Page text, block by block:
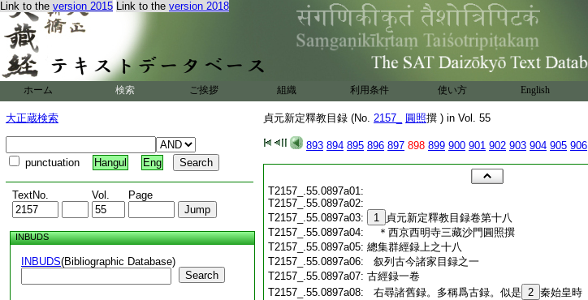
Link to the version 2015 Link to the version 2018
ホーム 検索 ご挨拶 組織 利用条件 使い方 English
大正蔵検索
punctuation Hangul Eng
TextNo. Vol. Page
INBUDS
INBUDS(Bibliographic Database)
Search
貞元新定釋教目録 (No. 2157_ 圓照撰 ) in Vol. 55
893 894 895 896 897 898 899 900 901 902 903 904 905 906
T2157_.55.0897a01:
T2157_.55.0897a02:
T2157_.55.0897a03:
1
貞元新定釋教目録卷第十八
T2157_.55.0897a04:
＊西京西明寺三藏沙門圓照撰
T2157_.55.0897a05: 總集群經録上之十八
T2157_.55.0897a06:
叙列古今諸家目録之一
T2157_.55.0897a07: 古經録一卷
T2157_.55.0897a08:
右尋諸舊録。多稱爲古録。似是 2 秦始皇時